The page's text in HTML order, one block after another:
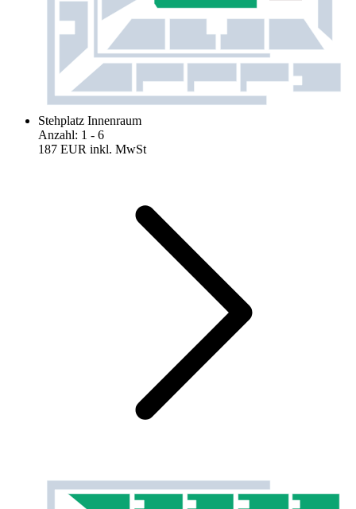
Stehplatz Innenraum
Anzahl: 1 - 6
187 EUR inkl. MwSt